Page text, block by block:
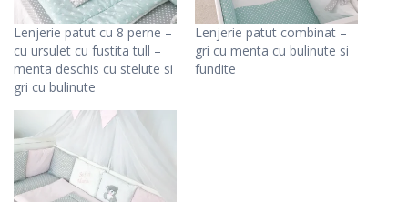
Lenjerie patut cu 8 perne –
cu ursulet cu fustita tull –
menta deschis cu stelute si
gri cu bulinute
Lenjerie patut combinat –
gri cu menta cu bulinute si
fundite